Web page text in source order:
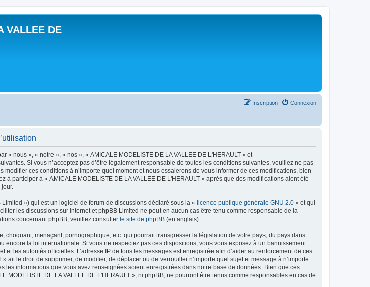
VALLEE DE
Connexion
Inscription
« nous », « notre », « nos », « AMICALE MODELISTE DE LA VALLEE DE L'HERAULT » et
Si vous n’acceptez pas d’être légalement responsable de toutes les conditions suivantes, veuillez ne pas
ces conditions à n’importe quel moment et nous essaierons de vous informer de ces modifications, bien
participer à « AMICALE MODELISTE DE LA VALLEE DE L'HERAULT » après que des modifications aient été
jour.
») qui est un logiciel de forum de discussions déclaré sous la « licence publique générale GNU 2.0 » et qui
les discussions sur internet et phpBB Limited ne peut en aucun cas être tenu comme responsable de la
concernant phpBB, veuillez consulter le site de phpBB (en anglais).
menaçant, pornographique, etc. qui pourrait transgresser la législation de votre pays, du pays dans
encore la loi internationale. Si vous ne respectez pas ces dispositions, vous vous exposez à un bannissement
les autorités officielles. L’adresse IP de tous les messages est enregistrée afin d’aider au renforcement de ces
ait le droit de supprimer, de modifier, de déplacer ou de verrouiller n’importe quel sujet et message à n’importe
les informations que vous avez renseignées soient enregistrées dans notre base de données. Bien que ces
DE LA VALLEE DE L'HERAULT », ni phpBB, ne pourront être tenus comme responsables en cas de